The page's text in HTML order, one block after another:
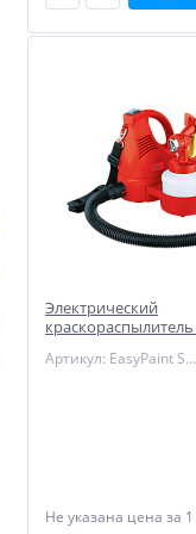
Электрический
Артикул: EasyPaint S500/1.8
Не указана цена за 1